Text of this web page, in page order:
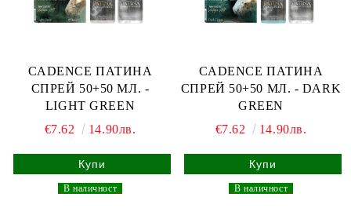
CADENCE ПАТИНА
СПРЕЙ 50+50 МЛ. -
LIGHT GREEN
€7.62
14.90лв.
В наличност
CADENCE ПАТИНА
СПРЕЙ 50+50 МЛ. - DARK
GREEN
€7.62
14.90лв.
В наличност